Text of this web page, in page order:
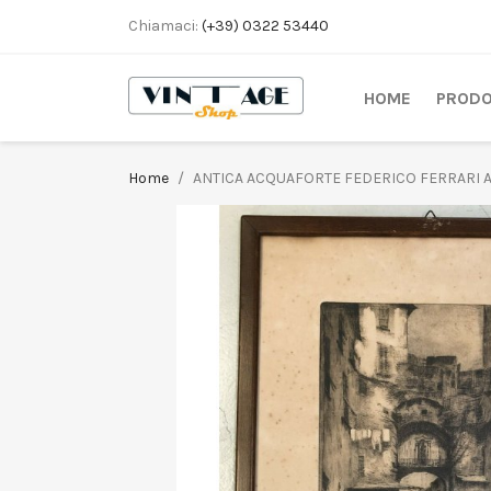
Chiamaci: (+39) 0322 53440
HOME
Home ANTICA ACQUAFORTE FEDERICO FERRARI